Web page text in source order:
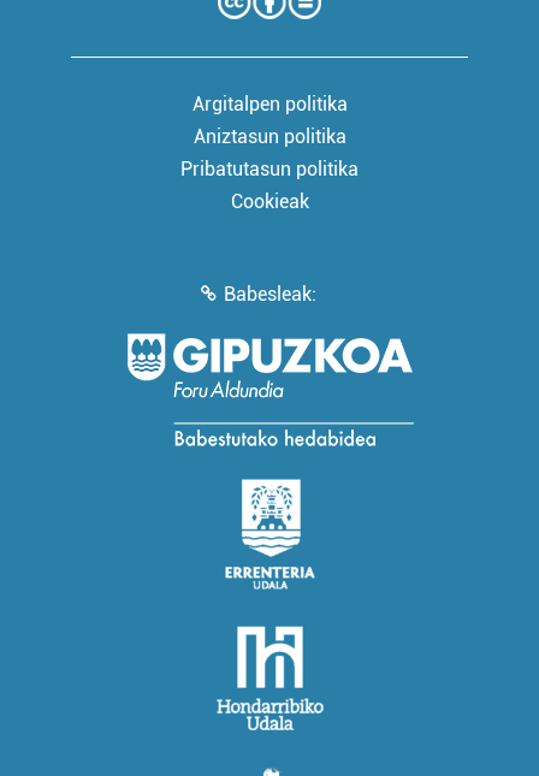
Argitalpen politika
Aniztasun politika
Pribatutasun politika
Cookieak
Babesleak: